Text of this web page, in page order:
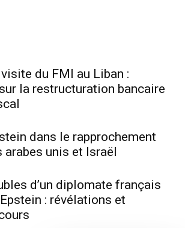
du FMI au Liban :
la restructuration bancaire
dans le rapprochement
arabes unis et Israël
d’un diplomate français
: révélations et